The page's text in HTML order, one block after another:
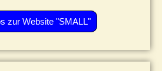
zur Website "SMALL"